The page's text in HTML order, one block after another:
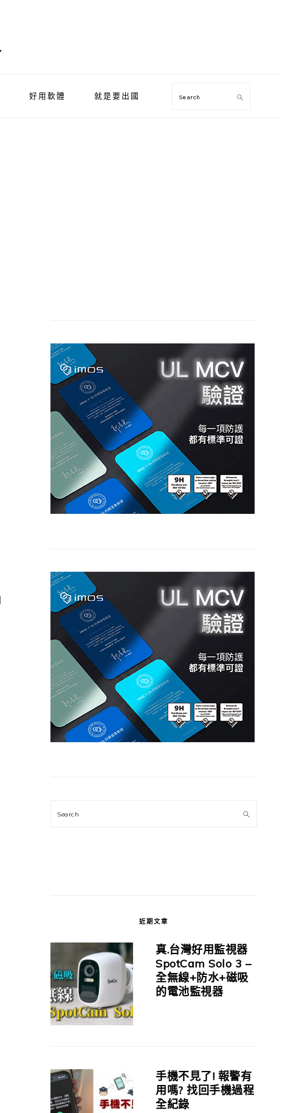
好用軟體 就是要出國 Search
Search
近期文章
真.台灣好用監視器
SpotCam Solo 3 –
全無線+防水+磁吸
的電池監視器
手機不見了! 報警有
用嗎? 找回手機過程
全紀錄